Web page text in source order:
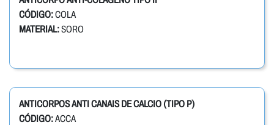
CÓDIGO:COLA
MATERIAL:SORO
ANTICORPOS ANTI CANAIS DE CALCIO (TIPO P)
CÓDIGO:ACCA